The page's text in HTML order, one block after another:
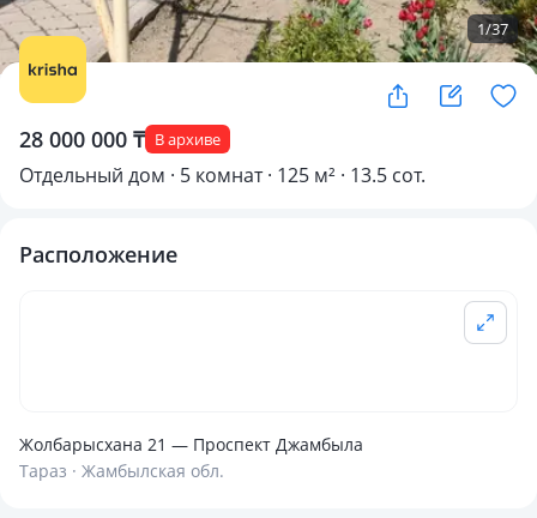
1/37
28 000 000 ₸ В архиве
Отдельный дом · 5 комнат · 125 м² · 13.5 сот.
Расположение
Жолбарысхана 21 — Проспект Джамбыла
Тараз · Жамбылская обл.